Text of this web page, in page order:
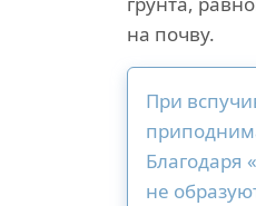
на почву.
При
Благодаря
не